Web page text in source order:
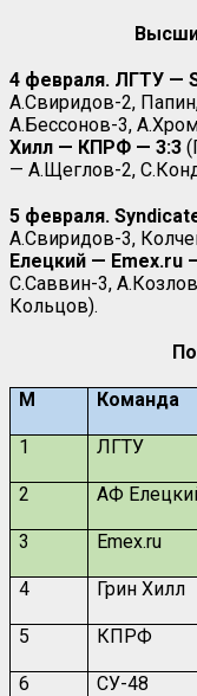
4 февраля. ЛГТУ —
А.Свиридов-2,
А.Бессонов-3,
Хилл — КПРФ — 3:3
— А.Щеглов-2,
5 февраля.
А.Свиридов-3,
Елецкий — Emex.ru
С.Саввин-3,
Кольцов).
М Команда
1 ЛГТУ
2 АФ
3 Emex.ru
4 Грин Хилл
5 КПРФ
6 СУ-48